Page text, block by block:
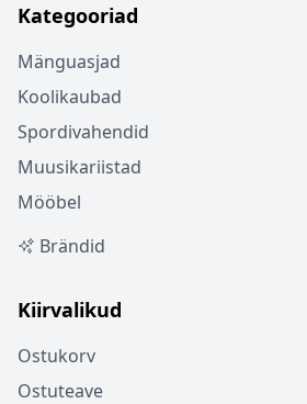
Kategooriad
Mänguasjad
Koolikaubad
Spordivahendid
Muusikariistad
Mööbel
Brändid
Kiirvalikud
Ostukorv
Ostuteave